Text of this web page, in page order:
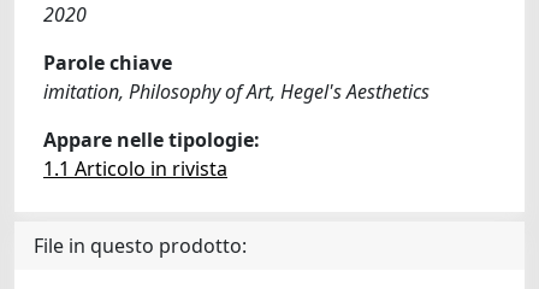
2020
Parole chiave
imitation, Philosophy of Art, Hegel's Aesthetics
Appare nelle tipologie:
1.1 Articolo in rivista
File in questo prodotto: